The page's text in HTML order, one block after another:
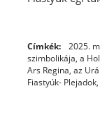
Címkék: 2025.
szimbolikája, a
Ars Regina, az
Fiastyúk- Plejadok,